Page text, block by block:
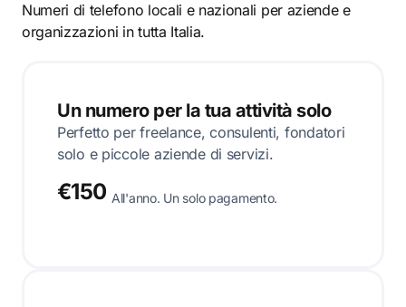
Numeri di telefono locali e nazionali per aziende e
organizzazioni in tutta Italia.
Un numero per la tua attività solo
Perfetto per freelance, consulenti, fondatori
solo e piccole aziende di servizi.
€150 All'anno. Un solo pagamento.